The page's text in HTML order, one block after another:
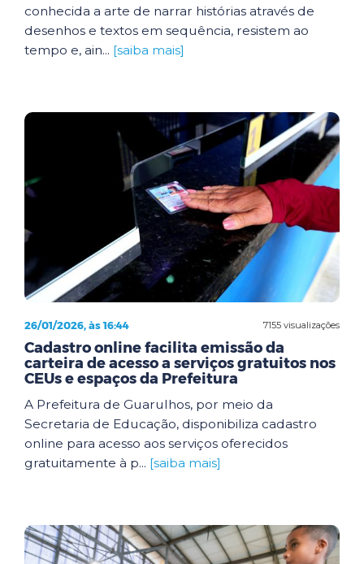
conhecida a arte de narrar histórias através de
desenhos e textos em sequência, resistem ao
tempo e, ain... [saiba mais]
7155 visualizações
26/01/2026, às 16:44
Cadastro online facilita emissão da
carteira de acesso a serviços gratuitos nos
CEUs e espaços da Prefeitura
A Prefeitura de Guarulhos, por meio da
Secretaria de Educação, disponibiliza cadastro
online para acesso aos serviços oferecidos
gratuitamente à p... [saiba mais]